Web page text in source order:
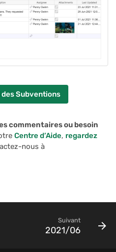
Subventions
commentaires ou besoin
Centre d’Aide, regardez
nous à
Suivant
2021/06